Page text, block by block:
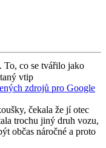
To, co se tvářilo jako
vtip
zdrojů pro Google
čekala že jí otec
trochu jiný druh vozu,
občas náročné a proto